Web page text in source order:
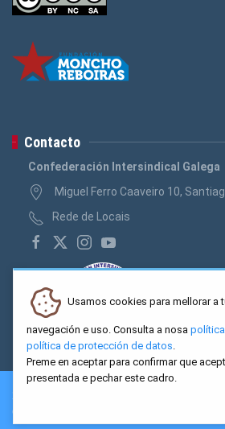
Contacto
Confederación Intersindical Galega
Miguel Ferro Caaveiro 10,
Rede de Locais
2026 CIG. Confederación Intersindical
Caaveiro 10, Santiago de Compostela
Usamos cookies para mellorar a
navegación e uso. Consulta a nosa
política de protección de datos.
Preme en aceptar para confirmar que
presentada e pechar este cadro.